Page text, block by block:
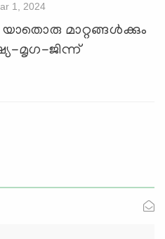
1, 2024
മാറ്റങ്ങൾക്കും
മൃഗ-ജിന്ന്